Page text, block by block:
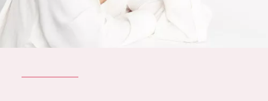
ALLE PRODUKTE
Über uns
Inspiration